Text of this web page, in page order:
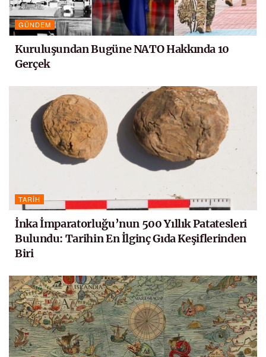
GÜNDEM
Kuruluşundan Bugüne NATO Hakkında 10
Gerçek
TARIH
İnka İmparatorluğu’nun 500 Yıllık Patatesleri
Bulundu: Tarihin En İlginç Gıda Keşiflerinden
Biri